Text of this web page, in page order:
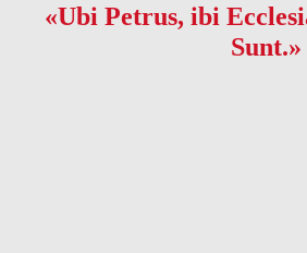
«Ubi Petrus, ibi